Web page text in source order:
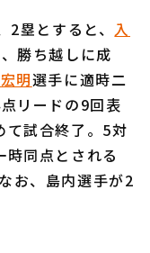
塁とすると、 入
勝ち越しに成
明選手に適時二
リードの9回表
て試合終了。5対
同点とされる
お、島内選手が2